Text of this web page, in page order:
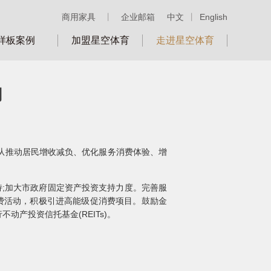
中文 English
商用家具 企业邮箱
板案例 加盟星空体育 走进星空体育
动居民增收减负、优化服务消费体验、增
大市政府固定资产投资支持力度。完善服
动，积极引进高能级促消费项目。鼓励金
动产投资信托基金(REITs)。